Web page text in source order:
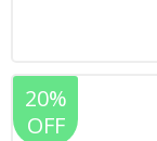
20%
OFF